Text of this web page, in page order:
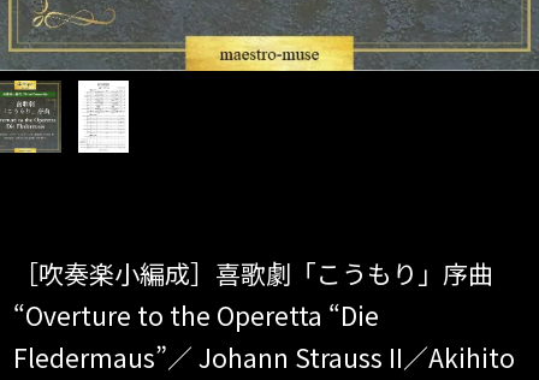
［吹奏楽小編成］喜歌劇「こうもり」序曲
“Overture to the Operetta “Die
Fledermaus”／ Johann Strauss II／Akihito